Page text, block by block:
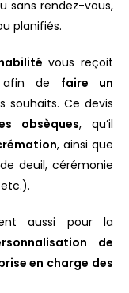
sans rendez-vous,
planifiés.
vous reçoit
afin de faire un
souhaits. Ce devis
obsèques, qu’il
, ainsi que
deuil, cérémonie
aussi pour la
de
en charge des